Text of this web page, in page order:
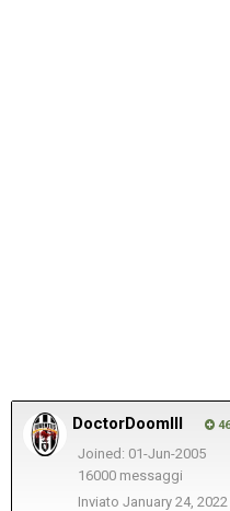
DoctorDoomIII
Joined: 01-Jun-2005
16000 messaggi
Inviato January 24, 2022